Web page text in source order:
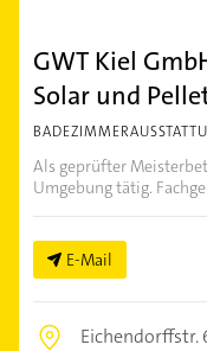
GWT Kiel
Solar und
Als geprüfter
Umgebung tätig.
E-Mail
Eichendorffstr.